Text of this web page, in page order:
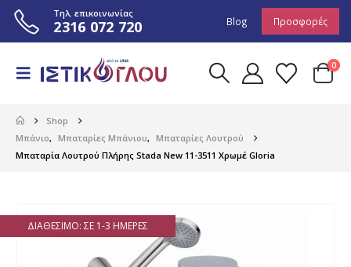
Τηλ. επικοινωνίας
2316 072 720 Blog Προσφορές
0
Shop
Μπάνιο, Μπαταρίες Μπάνιου, Μπαταρίες Λουτρού
Μπαταρία Λουτρού Πλήρης Stada New 11-3511 Χρωμέ Gloria
ΔΙΑΘΈΣΙΜΟ: ΣΕ 1-3 ΗΜΈΡΕΣ